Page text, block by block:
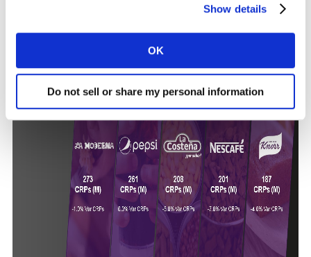
Show details
OK
Do not sell or share my personal information